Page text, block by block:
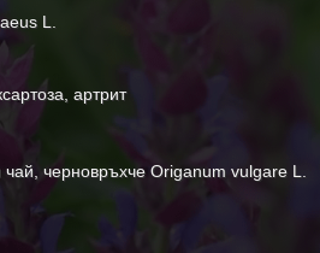
L.
артрит
чай, черновръхче Origanum vulgare L.